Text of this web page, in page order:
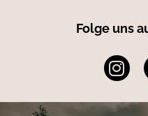
Folge uns